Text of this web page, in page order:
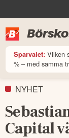
Sparvalet: Vilken
% – med samma
NYHET
Capital